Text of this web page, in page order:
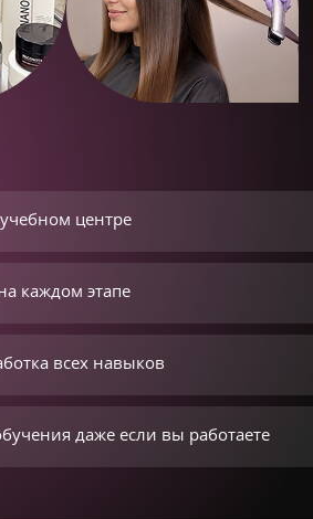
центре
каждом этапе
всех навыков
даже если вы работаете